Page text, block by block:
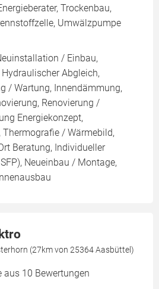
Trockenbau,
Umwälzpumpe
/ Einbau,
Abgleich,
/ Wartung, Innendämmung,
Renovierung /
Energiekonzept,
Thermografie / Wärmebild,
Beratung, Individueller
Neueinbau / Montage,
(27km von 25364 Aasbüttel)
aus 10 Bewertungen